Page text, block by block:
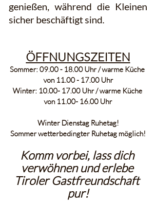
genießen, während die Kleinen
sicher beschäftigt sind.
ÖFFNUNGSZEITEN
Sommer: 09.00 - 18.00 Uhr / warme Küche
von 11.00 - 17.00 Uhr
Winter: 10.00- 17.00 Uhr / warme Küche
von 11.00- 16.00 Uhr
Winter Dienstag Ruhetag!
Sommer wetterbedingter Ruhetag möglich!
Komm vorbei, lass dich
verwöhnen und erlebe
Tiroler Gastfreundschaft
pur!